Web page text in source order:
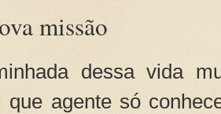
missão
dessa vida
que agente só